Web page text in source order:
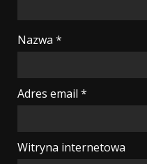
Nazwa *
Adres email *
Witryna internetowa